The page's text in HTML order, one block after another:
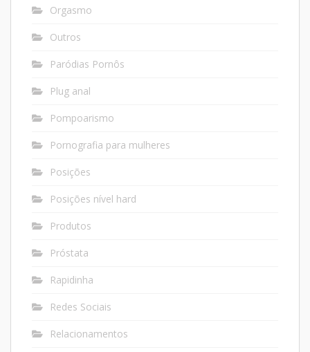
Orgasmo
Outros
Paródias Pornôs
Plug anal
Pompoarismo
Pornografia para mulheres
Posições
Posições nível hard
Produtos
Próstata
Rapidinha
Redes Sociais
Relacionamentos